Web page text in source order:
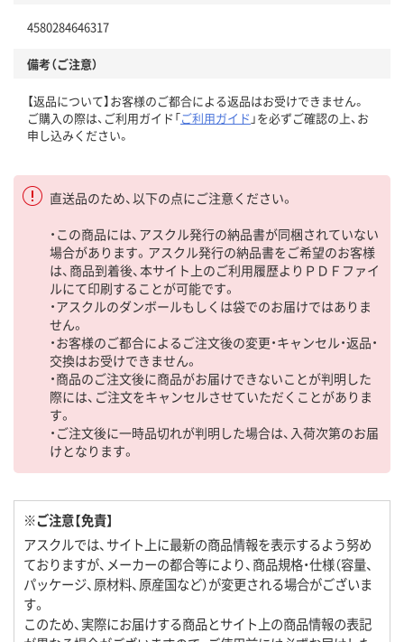
4580284646317
備考（ご注意）
【返品について】お客様のご都合による返品はお受けできません。
ご購入の際は、ご利用ガイド「ご利用ガイド 」を必ずご確認の上、お
申し込みください。
直送品のため、以下の点にご注意ください。
・この商品には、アスクル発行の納品書が同梱されていない
場合があります。アスクル発行の納品書をご希望のお客様
は、商品到着後、本サイト上のご利用履歴よりＰＤＦファイ
ルにて印刷することが可能です。
・アスクルのダンボールもしくは袋でのお届けではありま
せん。
・お客様のご都合によるご注文後の変更・キャンセル・返品・
交換はお受けできません。
・商品のご注文後に商品がお届けできないことが判明した
際には、ご注文をキャンセルさせていただくことがありま
す。
・ご注文後に一時品切れが判明した場合は、入荷次第のお届
けとなります。
※ご注意【免責】
アスクルでは、サイト上に最新の商品情報を表示するよう努め
ておりますが、メーカーの都合等により、商品規格・仕様（容量、
パッケージ、原材料、原産国など）が変更される場合がございま
す。
このため、実際にお届けする商品とサイト上の商品情報の表記